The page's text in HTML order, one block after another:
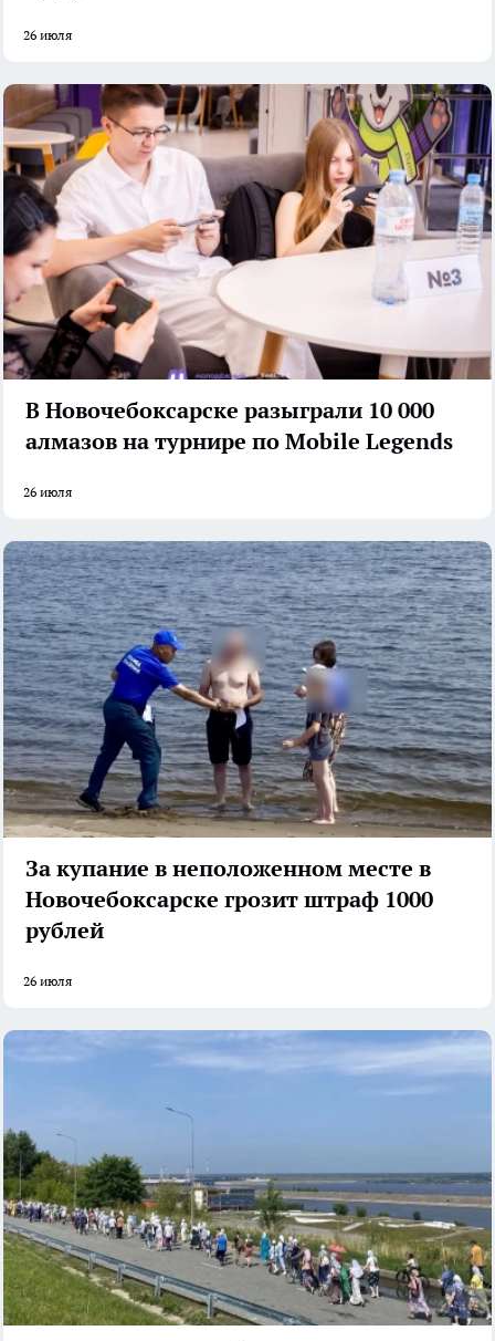
26 июля
В Новочебоксарске разыграли 10 000
алмазов на турнире по Mobile Legends
26 июля
За купание в неположенном месте в
Новочебоксарске грозит штраф 1000
рублей
26 июля